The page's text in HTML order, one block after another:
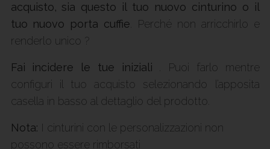
acquisto, sia questo il tuo nuovo cinturino o il
tuo nuovo porta cuffie . Perché non arricchirlo e
renderlo unico ?
Fai incidere le tue iniziali . Puoi farlo mentre
configuri il tuo acquisto selezionando l’apposita
casella in basso al dettaglio del prodotto.
Nota: I cinturini con le personalizzazioni non
possono essere rimborsati